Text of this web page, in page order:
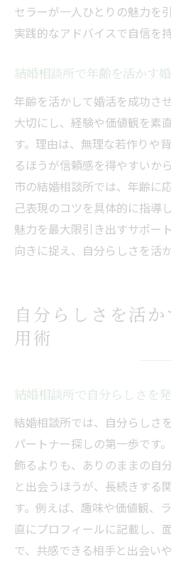
セラーが一人ひとりの魅力を
実践的なアドバイスで自信を
結婚相談所で年齢を活かす
年齢を活かして婚活を成功さ
大切にし、経験や価値観を素
す。理由は、無理な若作りや
るほうが信頼感を得やすいか
市の結婚相談所では、年齢に
己表現のコツを具体的に指導
魅力を最大限引き出すサポー
向きに捉え、自分らしさを活
自分らしさを活
用術
結婚相談所で自分らしさを
結婚相談所では、自分らしさ
パートナー探しの第一歩です
飾るよりも、ありのままの自
と出会うほうが、長続きする
す。例えば、趣味や価値観、
直にプロフィールに記載し、
で、共感できる相手と出会い